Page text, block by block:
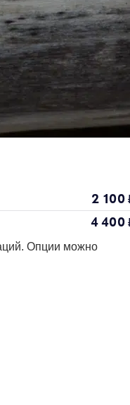
2 100
4 400
Опции можно